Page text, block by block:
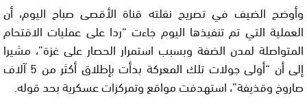
وأوضح الضيف في تصريح نقلته قناة الأقصى صباح اليوم، أن
العملية التي تم تنفيذها اليوم جاءت “ردا على عمليات الاقتحام
المتواصلة لمدن الضفة وبسبب استمرار الحصار على غزة”، مشيرا
إلى أن “أولى جولات تلك المعركة بدأت بإطلاق أكثر من 5 آلاف
صاروخ وقذيفة”، استهدفت مواقع وتمركزات عسكرية بحد قوله.